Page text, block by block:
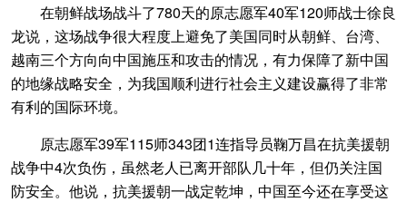
在朝鲜战场战斗了780天的原志愿军40军120师战士徐良
龙说，这场战争很大程度上避免了美国同时从朝鲜、台湾、
越南三个方向向中国施压和攻击的情况，有力保障了新中国
的地缘战略安全，为我国顺利进行社会主义建设赢得了非常
有利的国际环境。
原志愿军39军115师343团1连指导员鞠万昌在抗美援朝
战争中4次负伤，虽然老人已离开部队几十年，但仍关注国
防安全。他说，抗美援朝一战定乾坤，中国至今还在享受这